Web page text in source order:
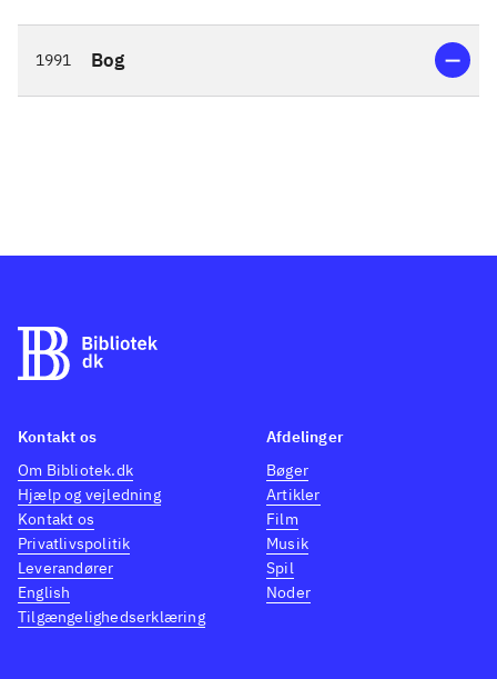
1991 Bog
Kontakt os
Om Bibliotek.dk
Hjælp og vejledning
Kontakt os
Privatlivspolitik
Leverandører
English
Tilgængelighedserklæring
Afdelinger
Bøger
Artikler
Film
Musik
Spil
Noder